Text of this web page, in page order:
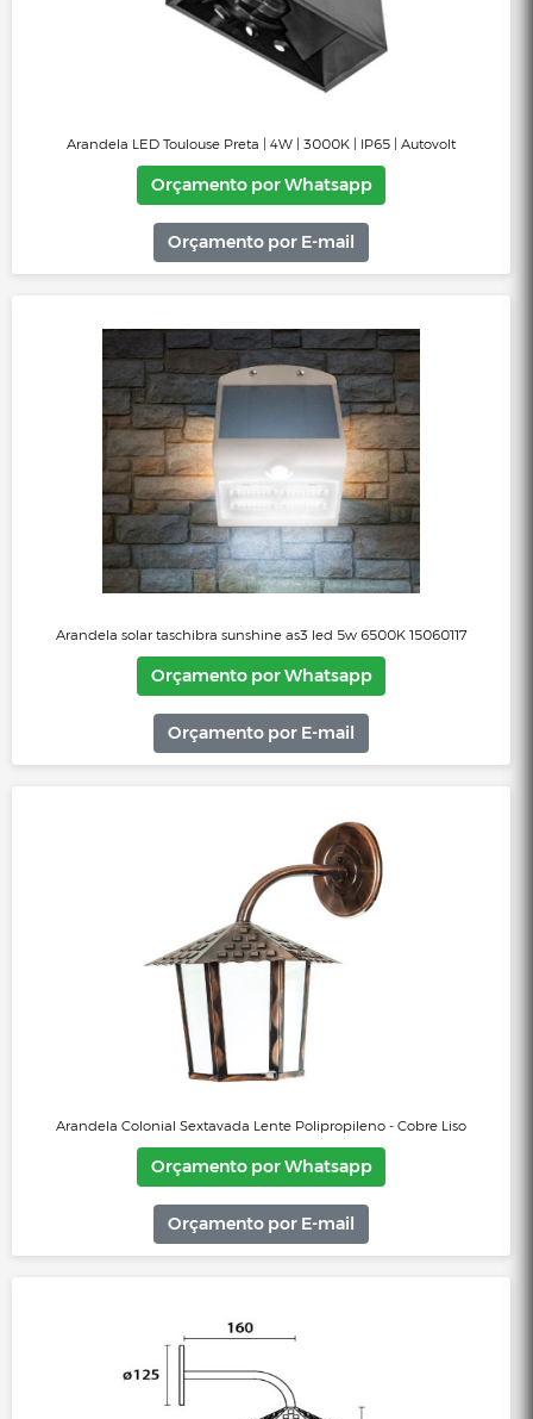
Orçamento por Whatsapp
Orçamento por E-mail
Orçamento por Whatsapp
Orçamento por E-mail
Arandela Colonial Sextavada Lente Polipropileno - Cobre Liso